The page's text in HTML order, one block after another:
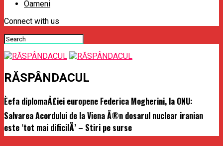
Oameni
Connect with us
RĂSPÂNDACUL
Èefa diplomaÅ£iei europene Federica Mogherini, la ONU:
Salvarea Acordului de la Viena Ã®n dosarul nuclear iranian
este ‘tot mai dificilÄ’ – Stiri pe surse